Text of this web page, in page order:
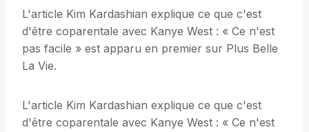
L'article Kim Kardashian explique ce que c'est
d'être coparentale avec Kanye West : « Ce n'est
pas facile » est apparu en premier sur Plus Belle
La Vie.
L'article Kim Kardashian explique ce que c'est
d'être coparentale avec Kanye West : « Ce n'est